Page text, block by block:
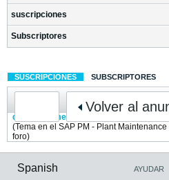
suscripciones
Subscriptores
SUSCRIPCIONES SUBSCRIPTORES
Volver al
desplegar menu desde VBA en EXCEL
(Tema en el SAP PM - Plant Maintenance
foro)
Spanish AYUDAR